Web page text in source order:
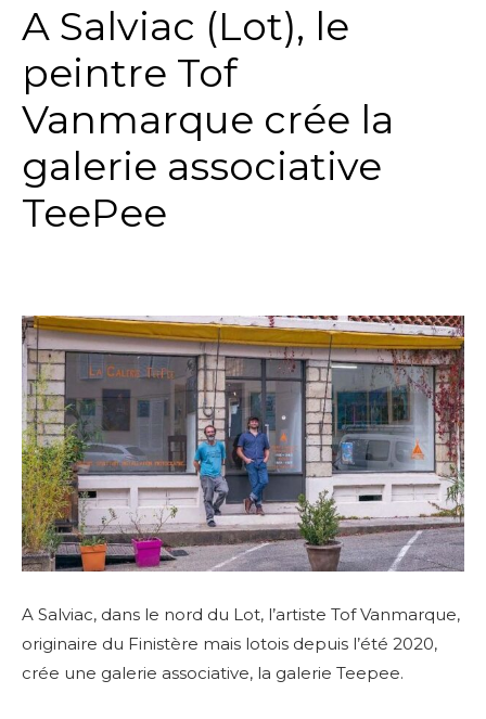
A Salviac (Lot), le
peintre Tof
Vanmarque crée la
galerie associative
TeePee
A Salviac, dans le nord du Lot, l’artiste Tof Vanmarque,
originaire du Finistère mais lotois depuis l’été 2020,
crée une galerie associative, la galerie Teepee.